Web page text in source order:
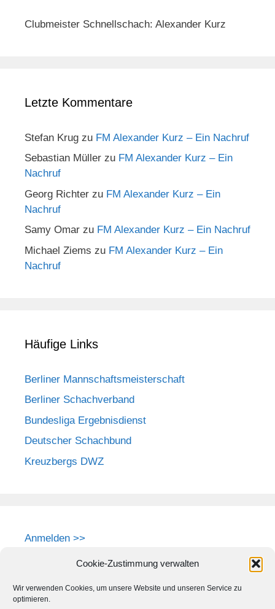
Cookie-Zustimmung verwalten
Wir verwenden Cookies, um unsere Website und unseren Service zu
optimieren.
Clubmeister Schnellschach: Alexander Kurz
Letzte Kommentare
Stefan Krug zu FM Alexander Kurz – Ein Nachruf
Sebastian Müller zu FM Alexander Kurz – Ein
Nachruf
Georg Richter zu FM Alexander Kurz – Ein
Nachruf
Samy Omar zu FM Alexander Kurz – Ein Nachruf
Michael Ziems zu FM Alexander Kurz – Ein
Nachruf
Häufige Links
Berliner Mannschaftsmeisterschaft
Berliner Schachverband
Bundesliga Ergebnisdienst
Deutscher Schachbund
Kreuzbergs DWZ
Anmelden >>